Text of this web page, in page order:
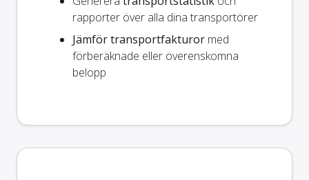
rapporter över alla dina transportörer
Jämför transportfakturor med
förberäknade eller överenskomna
belopp